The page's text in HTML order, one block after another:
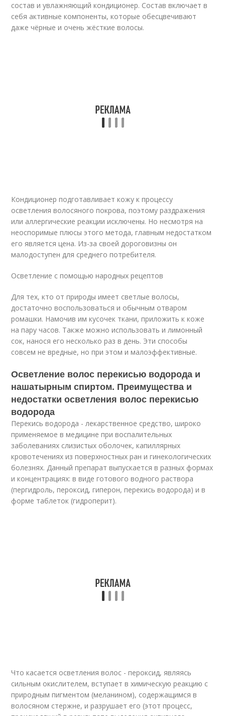
состав и увлажняющий кондиционер. Состав включает в
себя активные компоненты, которые обесцвечивают
даже чёрные и очень жёсткие волосы.
Кондиционер подготавливает кожу к процессу
осветления волосяного покрова, поэтому раздражения
или аллергические реакции исключены. Но несмотря на
неоспоримые плюсы этого метода, главным недостатком
его является цена. Из-за своей дороговизны он
малодоступен для среднего потребителя.
Осветление с помощью народных рецептов
Для тех, кто от природы имеет светлые волосы,
достаточно воспользоваться и обычным отваром
ромашки. Намочив им кусочек ткани, приложить к коже
на пару часов. Также можно использовать и лимонный
сок, нанося его несколько раз в день. Эти способы
совсем не вредные, но при этом и малоэффективные.
Осветление волос перекисью водорода и
нашатырным спиртом. Преимущества и
недостатки осветления волос перекисью
водорода
Перекись водорода - лекарственное средство, широко
применяемое в медицине при воспалительных
заболеваниях слизистых оболочек, капиллярных
кровотечениях из поверхностных ран и гинекологических
болезнях. Данный препарат выпускается в разных формах
и концентрациях: в виде готового водного раствора
(пергидроль, пероксид, гиперон, перекись водорода) и в
форме таблеток (гидроперит).
Что касается осветления волос - пероксид, являясь
сильным окислителем, вступает в химическую реакцию с
природным пигментом (меланином), содержащимся в
волосяном стержне, и разрушает его (этот процесс,